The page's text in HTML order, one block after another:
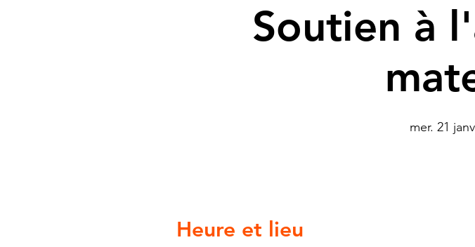
Soutien à
mer. 21
Heure et lieu